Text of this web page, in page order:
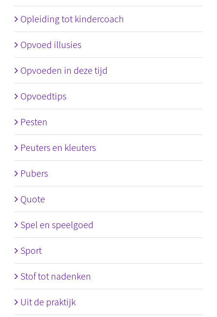
Opleiding tot kindercoach
Opvoed illusies
Opvoeden in deze tijd
Opvoedtips
Pesten
Peuters en kleuters
Pubers
Quote
Spel en speelgoed
Sport
Stof tot nadenken
Uit de praktijk